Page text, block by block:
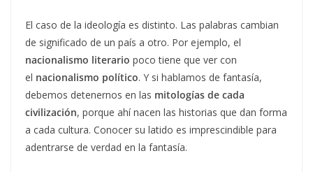
El caso de la ideología es distinto. Las palabras cambian
de significado de un país a otro. Por ejemplo, el
nacionalismo literario poco tiene que ver con
el nacionalismo político. Y si hablamos de fantasía,
debemos detenernos en las mitologías de cada
civilización, porque ahí nacen las historias que dan forma
a cada cultura. Conocer su latido es imprescindible para
adentrarse de verdad en la fantasía.